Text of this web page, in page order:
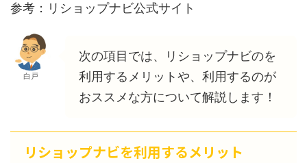
参考：リショップナビ公式サイト
白戸
次の項目では、リショップナビのを
利用するメリットや、利用するのが
おススメな方について解説します！
リショップナビを利用するメリット